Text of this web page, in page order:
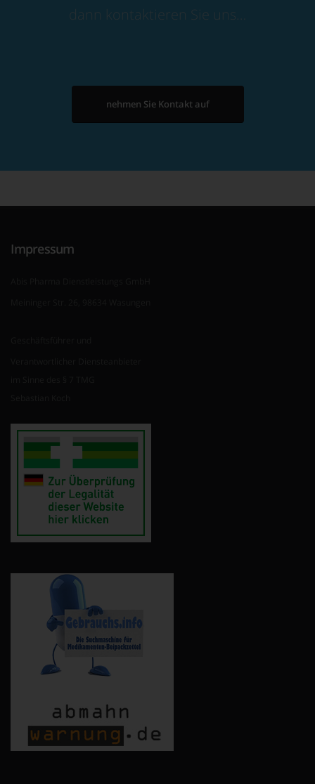
dann kontaktieren Sie uns…
nehmen Sie Kontakt auf
Impressum